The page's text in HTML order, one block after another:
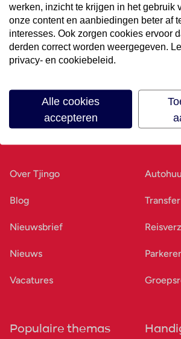
Volg ons op social media
Over Tjingo
Blog
Nieuwsbrief
Nieuws
Vacatures
Transfer
Populaire themas
werken, inzicht te krijgen in het gebruik
onze content en aanbiedingen beter af
interesses. Ook zorgen cookies ervoor
derden correct worden weergegeven.
privacy- en cookiebeleid.
Alle cookies
accepteren